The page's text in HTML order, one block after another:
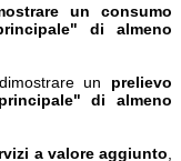
un consumo
di almeno
un prelievo
di almeno
a valore aggiunto